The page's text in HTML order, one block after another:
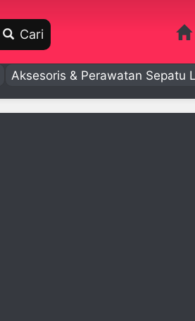
Cari
Aksesoris & Perawatan Sepatu